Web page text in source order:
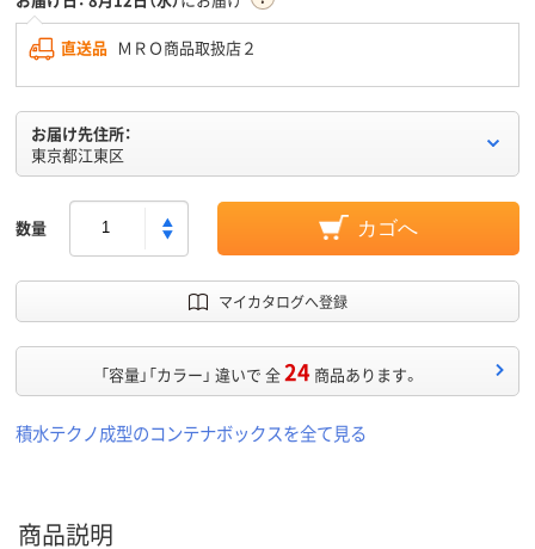
直送品 ＭＲＯ商品取扱店２
お届け先住所：
東京都江東区
数量 カゴへ
マイカタログへ登録
「容量」「カラー」 違いで 全24 商品あります。
積水テクノ成型のコンテナボックスを全て見る
商品説明